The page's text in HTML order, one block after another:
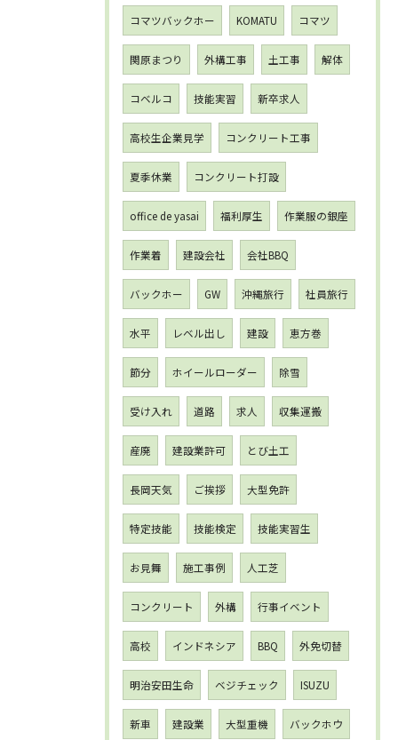
コマツバックホー KOMATU コマツ
関原まつり 外構工事 土工事 解体
コベルコ 技能実習 新卒求人
高校生企業見学 コンクリート工事
夏季休業 コンクリート打設
office de yasai 福利厚生 作業服の銀座
作業着 建設会社 会社BBQ
バックホー GW 沖縄旅行 社員旅行
水平 レベル出し 建設 恵方巻
節分 ホイールローダー 除雪
受け入れ 道路 求人 収集運搬
産廃 建設業許可 とび土工
長岡天気 ご挨拶 大型免許
特定技能 技能検定 技能実習生
お見舞 施工事例 人工芝
コンクリート 外構 行事イベント
高校 インドネシア BBQ 外免切替
明治安田生命 ベジチェック ISUZU
新車 建設業 大型重機 バックホウ